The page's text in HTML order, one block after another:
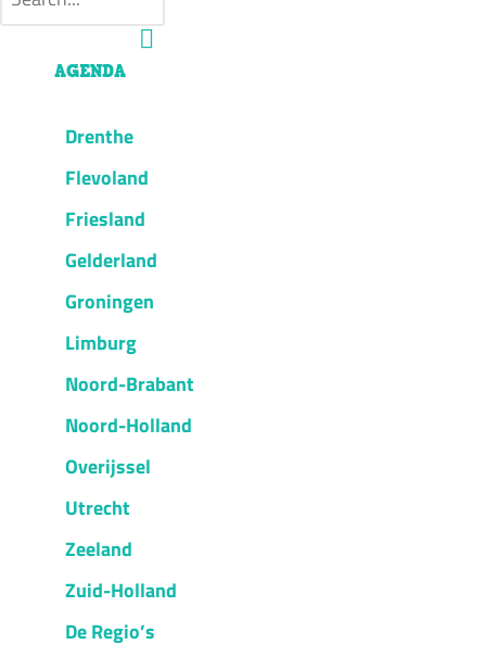
AGENDA
Drenthe
Flevoland
Friesland
Gelderland
Groningen
Limburg
Noord-Brabant
Noord-Holland
Overijssel
Utrecht
Zeeland
Zuid-Holland
De Regio’s